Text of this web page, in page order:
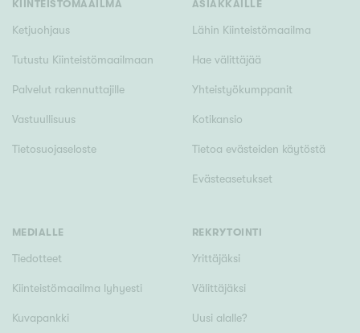
KIINTEISTÖMAAILMA
Ketjuohjaus
Tutustu Kiinteistömaailmaan
Palvelut rakennuttajille
Vastuullisuus
Tietosuojaseloste
ASIAKKAILLE
Lähin Kiinteistömaailma
Hae välittäjää
Yhteistyökumppanit
Kotikansio
Tietoa evästeiden käytöstä
Evästeasetukset
MEDIALLE
Tiedotteet
Kiinteistömaailma lyhyesti
Kuvapankki
REKRYTOINTI
Yrittäjäksi
Välittäjäksi
Uusi alalle?